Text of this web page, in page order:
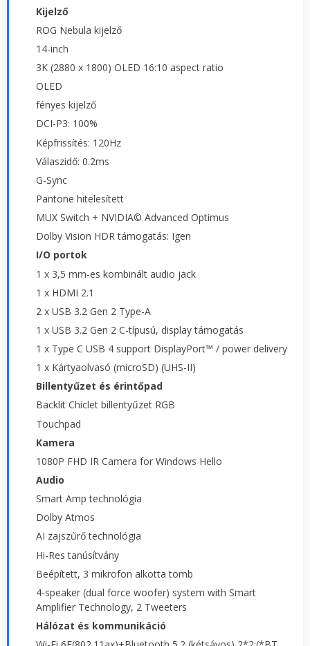
Kijelző
ROG Nebula kijelző
14-inch
3K (2880 x 1800) OLED 16:10 aspect ratio
OLED
fényes kijelző
DCI-P3: 100%
Képfrissítés: 120Hz
Válaszidő: 0.2ms
G-Sync
Pantone hitelesített
MUX Switch + NVIDIA© Advanced Optimus
Dolby Vision HDR támogatás: Igen
I/O portok
1 x 3,5 mm-es kombinált audio jack
1 x HDMI 2.1
2 x USB 3.2 Gen 2 Type-A
1 x USB 3.2 Gen 2 C-típusú, display támogatás
1 x Type C USB 4 support DisplayPort™ / power delivery
1 x Kártyaolvasó (microSD) (UHS-II)
Billentyűzet és érintőpad
Backlit Chiclet billentyűzet RGB
Touchpad
Kamera
1080P FHD IR Camera for Windows Hello
Audio
Smart Amp technológia
Dolby Atmos
AI zajszűrő technológia
Hi-Res tanúsítvány
Beépített, 3 mikrofon alkotta tömb
4-speaker (dual force woofer) system with Smart
Amplifier Technology, 2 Tweeters
Hálózat és kommunikáció